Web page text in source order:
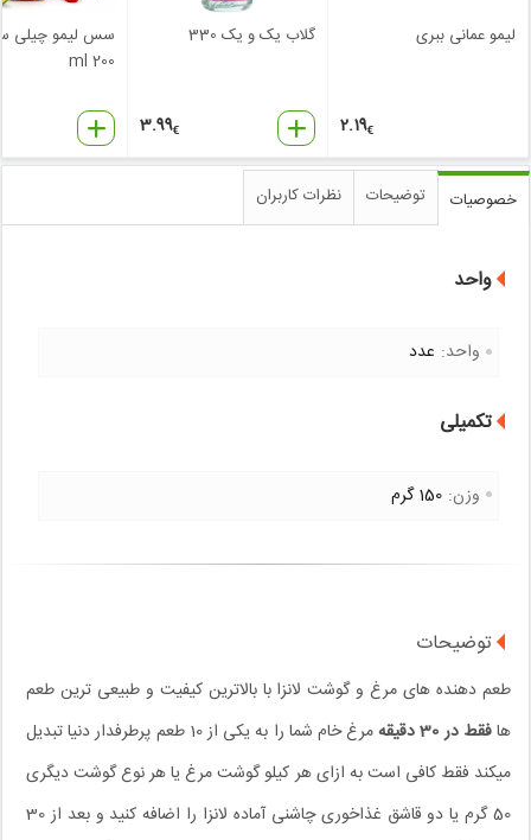
لیمو عمانی ببری
2.19€
گلاب یک و یک 330
3.99€
سس لیمو چیلی
200 ml
خصوصیات توضیحات نظرات کاربران
واحد
واحد: عدد
تکمیلی
وزن: 150 گرم
توضیحات
طعم دهنده های مرغ و گوشت لانزا با بالاترین کیفیت و طبیعی ترین طعم
هافقط در 30 دقیقه
مرغ خام شما را به یکی از 10 طعم پرطرفدار دنیا تبدیل
میکند فقط کافی است به ازای هر کیلو گوشت مرغ یا هر نوع گوشت دیگری
50 گرم یا دو قاشق غذاخوری چاشنی آماده لانزا را اضافه کنید و بعد از 30